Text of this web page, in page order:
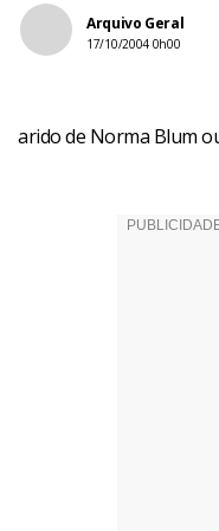
Facebook
Arquivo Geral
17/10/2004 0h00
arido de Norma Blum